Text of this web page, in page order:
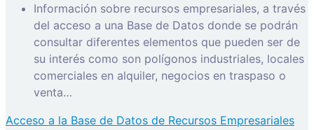
Información sobre recursos empresariales, a través
del acceso a una Base de Datos donde se podrán
consultar diferentes elementos que pueden ser de
su interés como son polígonos industriales, locales
comerciales en alquiler, negocios en traspaso o
venta…
Acceso a la Base de Datos de Recursos Empresariales